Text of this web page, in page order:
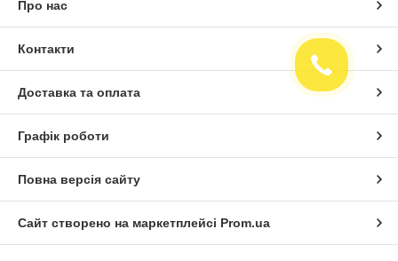
Про нас
Контакти
Доставка та оплата
Графік роботи
Повна версія сайту
Сайт створено на маркетплейсі Prom.ua